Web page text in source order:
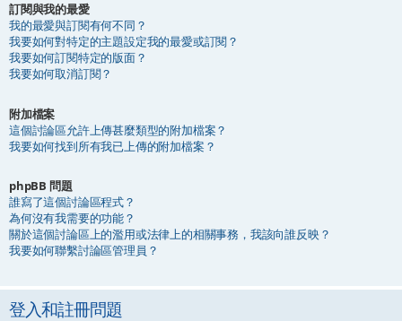
訂閱與我的最愛
我的最愛與訂閱有何不同？
我要如何對特定的主題設定我的最愛或訂閱？
我要如何訂閱特定的版面？
我要如何取消訂閱？
附加檔案
這個討論區允許上傳甚麼類型的附加檔案？
我要如何找到所有我已上傳的附加檔案？
phpBB 問題
誰寫了這個討論區程式？
為何沒有我需要的功能？
關於這個討論區上的濫用或法律上的相關事務，我該向誰反映？
我要如何聯繫討論區管理員？
登入和註冊問題